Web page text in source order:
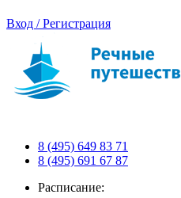
Вход / Регистрация
8 (495) 649 83 71
8 (495) 691 67 87
Расписание: